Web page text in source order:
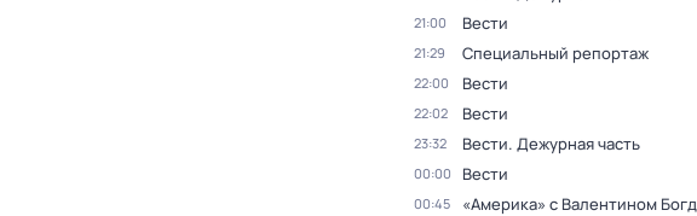
21:00 Вести
21:29 Специальный репортаж
22:00 Вести
22:02 Вести
23:32 Вести. Дежурная часть
00:00 Вести
00:45 «Америка» с Валентином